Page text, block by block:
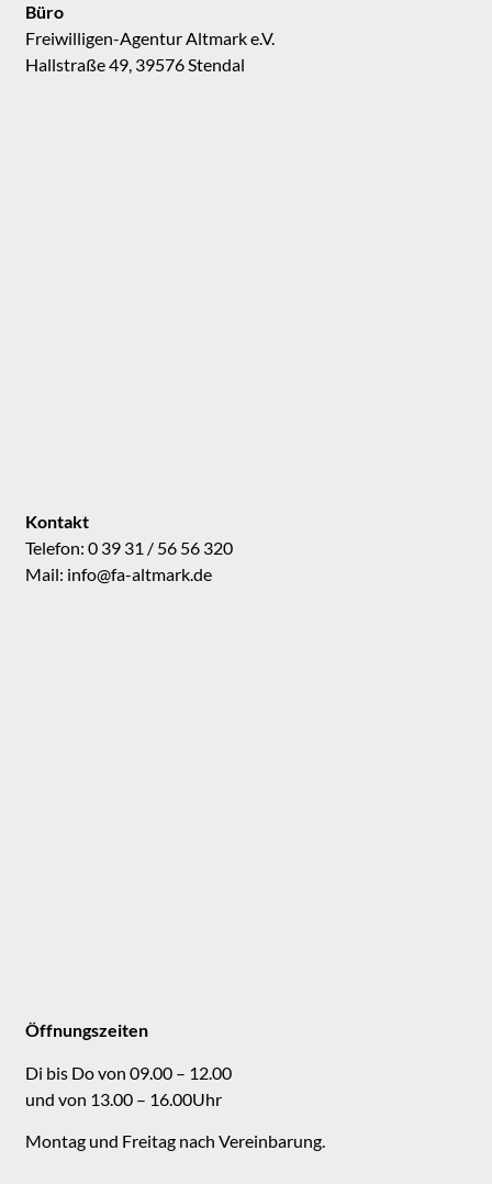
Öffnungszeiten
Di bis Do von 09.00 – 12.00
und von 13.00 – 16.00Uhr
Montag und Freitag nach Vereinbarung.
Kontakt
Telefon: 0 39 31 / 56 56 320
Mail: info@fa-altmark.de
Büro
Freiwilligen-Agentur Altmark e.V.
Hallstraße 49, 39576 Stendal